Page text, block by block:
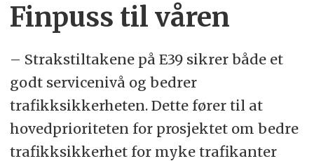
Finpuss til våren
– Strakstiltakene på E39 sikrer både et
godt servicenivå og bedrer
trafikksikkerheten. Dette fører til at
hovedprioriteten for prosjektet om bedre
trafikksikkerhet for myke trafikanter